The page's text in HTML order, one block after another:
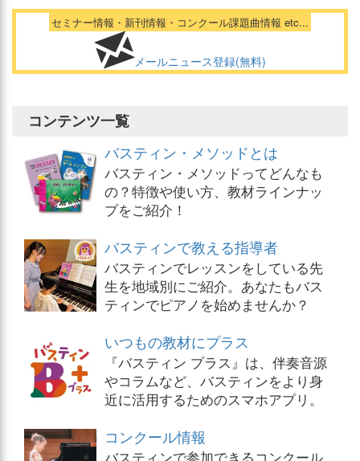
セミナー情報・新刊情報・コンクール課題曲情報 etc...
メールニュース登録(無料)
コンテンツ一覧
バスティン・メソッドとは
バスティン・メソッドってどんなも
の？特徴や使い方、教材ラインナッ
プをご紹介！
バスティンで教える指導者
バスティンでレッスンをしている先
生を地域別にご紹介。あなたもバス
ティンでピアノを始めませんか？
いつもの教材にプラス
『バスティン プラス』は、伴奏音源
やコラムなど、バスティンをより身
近に活用するためのスマホアプリ。
コンクール情報
バスティンで参加できるコンクール